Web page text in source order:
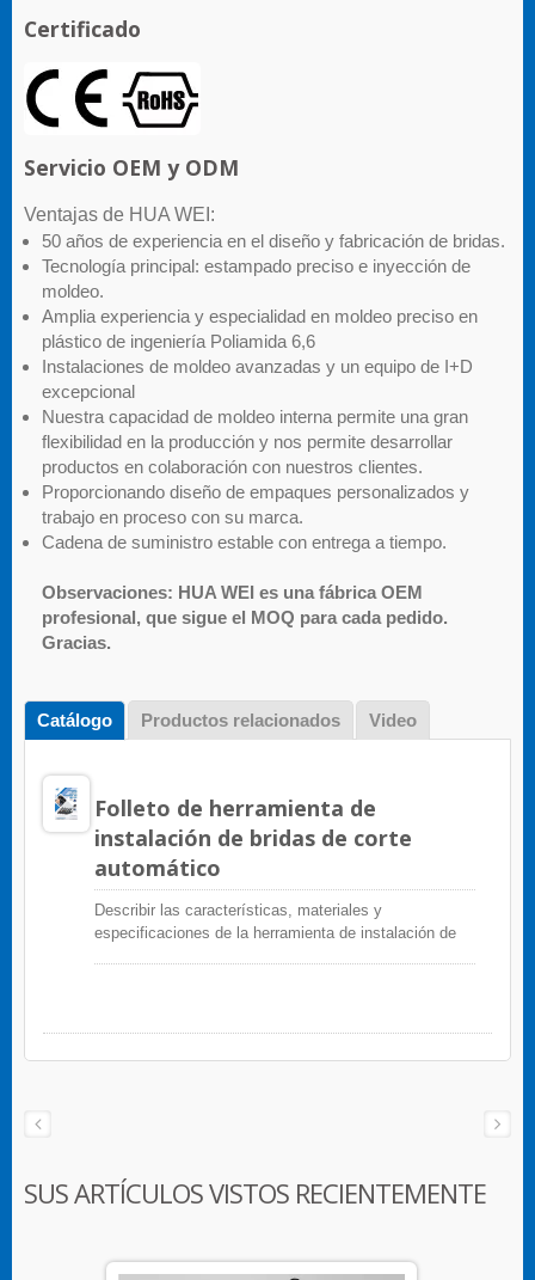
Certificado
Servicio OEM y ODM
Ventajas de HUA WEI:
50 años de experiencia en el diseño y fabricación de bridas.
Tecnología principal: estampado preciso e inyección de
moldeo.
Amplia experiencia y especialidad en moldeo preciso en
plástico de ingeniería Poliamida 6,6
Instalaciones de moldeo avanzadas y un equipo de I+D
excepcional
Nuestra capacidad de moldeo interna permite una gran
flexibilidad en la producción y nos permite desarrollar
productos en colaboración con nuestros clientes.
Proporcionando diseño de empaques personalizados y
trabajo en proceso con su marca.
Cadena de suministro estable con entrega a tiempo.
Observaciones: HUA WEI es una fábrica OEM
profesional, que sigue el MOQ para cada pedido.
Gracias.
Catálogo Productos relacionados Video
Folleto de herramienta de
instalación de bridas de corte
automático
Describir las características, materiales y
especificaciones de la herramienta de instalación de
SUS ARTÍCULOS VISTOS RECIENTEMENTE